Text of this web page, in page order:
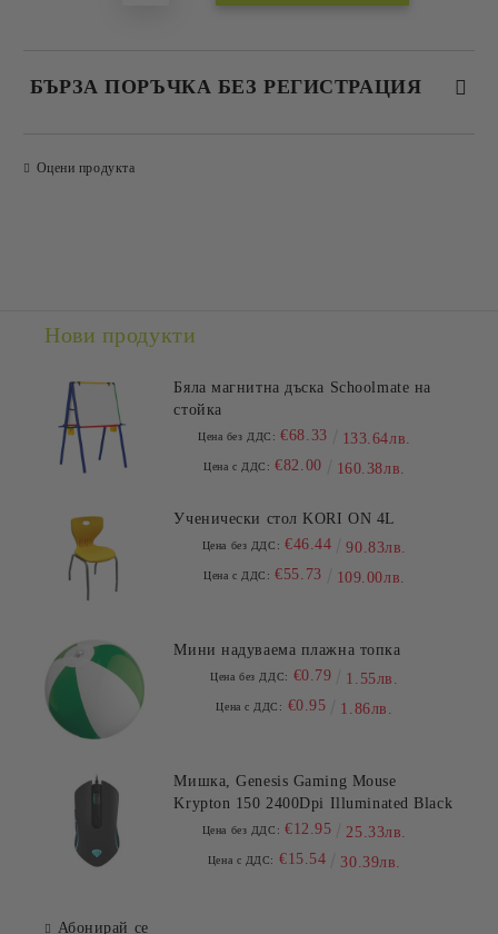
БЪРЗА ПОРЪЧКА БЕЗ РЕГИСТРАЦИЯ
Оцени продукта
Нови продукти
Бяла магнитна дъска Schoolmate на
стойка
Цена без ДДС: €68.33 133.64лв.
Цена с ДДС: €82.00 160.38лв.
Ученически стол KORI ON 4L
Цена без ДДС: €46.44 90.83лв.
Цена с ДДС: €55.73 109.00лв.
Мини надуваема плажна топка
Цена без ДДС: €0.79 1.55лв.
Цена с ДДС: €0.95 1.86лв.
Мишка, Genesis Gaming Mouse
Krypton 150 2400Dpi Illuminated Black
Цена без ДДС: €12.95 25.33лв.
Цена с ДДС: €15.54 30.39лв.
Абонирай се